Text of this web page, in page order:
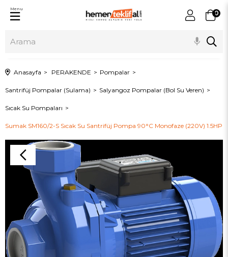
0
Menu
Anasayfa PERAKENDE Pompalar
Santrifüj Pompalar (Sulama) Salyangoz Pompalar (Bol Su Veren)
Sıcak Su Pompaları
Sumak SM160/2-S Sıcak Su Santrifüj Pompa 90°C Monofaze (220V) 1.5HP